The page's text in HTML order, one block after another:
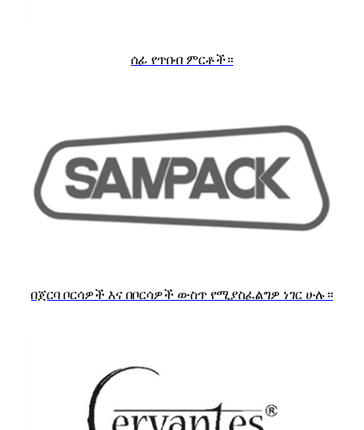
ሰፊ የጥበብ ምርቶች።
በጀርባ ቦርሳዎች እና በቦርሳዎች ውስጥ የሚያስፈልግዎ ነገር ሁሉ።